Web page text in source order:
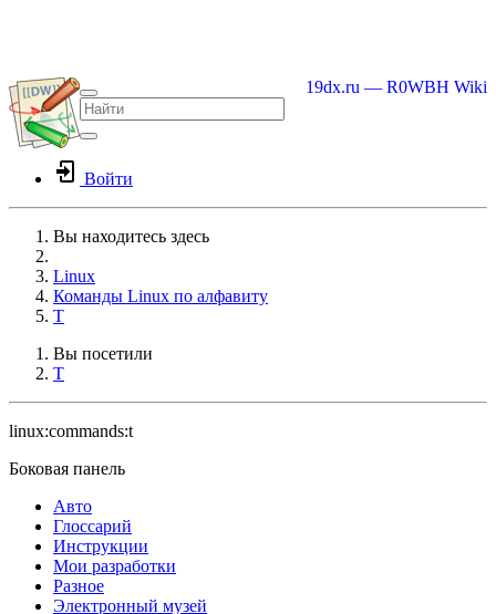
19dx.ru — R0WBH Wiki
Войти
Вы находитесь здесь
Linux
Команды Linux по алфавиту
T
Вы посетили
T
linux:commands:t
Боковая панель
Авто
Глоссарий
Инструкции
Мои разработки
Разное
Электронный музей